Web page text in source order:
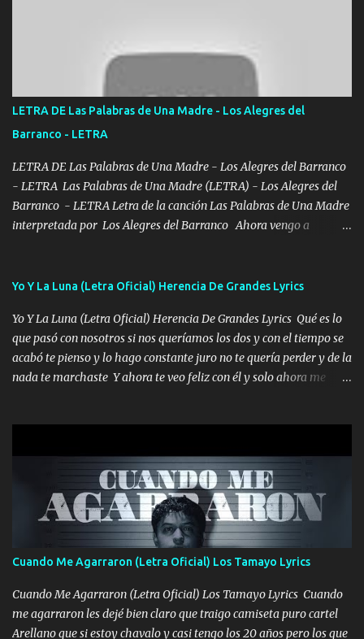
verde se le extraña pa que sepan Aquí Pura GENTE DE LA RANA 🐸
POR CLAVE ES EL CALI 4 EN LA CIUDAD TIJUANA Música Al
tirante andamos mi carnal atento a cualquier necesidad no porque
se ve limpio el camino nos confiamos al andar y nunca con la
misma piedra me vuelvo a tropezar Cuando ando de enamorado
en corto me tiró a per...
LETRA DE Las Palabras de Una Madre - Los Alegres del
Barranco - LETRA
LETRA DE Las Palabras de Una Madre - Los Alegres del Barranco
- LETRA Las Palabras de Una Madre (LETRA) - Los Alegres del
Barranco - LETRA Letra de la canción Las Palabras de Una Madre
interpretada por Los Alegres del Barranco Ahora vengo a
viento a su hijo y aunque ahora ya este con Dios el destino así lo
seguiré esperando hasta volvernos a vernos El recuerdo que yo
tengo de mi mente no se va, en mi corazón me llevo lo mismo que
tu papá, a veces me pongo triste porque no puedo mirarte, mas se
que tu me escuchas porque tu eres mi gran ángel, El desespero me
Yo Y La Luna (Letra Oficial) Herencia De Grandes Lyrics
Yo Y La Luna (Letra Oficial) Herencia De Grandes Lyrics Qué es lo
que pasó con nosotros si nos queríamos los dos y con el tiempo se
acabó te pienso y lo hago constante juro no te quería perder y de la
nada te marchaste Y ahora te veo feliz con él y solo ahora me
pero eso ya no va a pasar me perderé en la soledad Porque me
mirabas bonito si yo no fui el final feliz el final fue triste pa mí Y
duele no tenerte aquí sabiendo que moría por ti yo y la luna
cantamos y por ti nos embriagamos Quién sabe qué será de mí si
contigo fui muy feliz a lo mejor no lloró pero muy en el fondo te
adoro
Cuando Me Agarraron (Letra Oficial) Los Tamayo Lyrics
Cuando Me Agarraron (Letra Oficial) Los Tamayo Lyrics Cuando
me agarraron les dejé bien claro que traigo camiseta puro cartel
Arellano que si estoy chavalo y casi tengo los 20 años pero los que